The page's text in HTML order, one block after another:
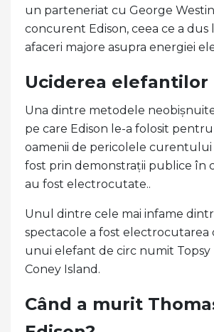
un parteneriat cu George
concurent Edison, ceea ce a dus
afaceri majore asupra energiei
Uciderea elefantilor
Una dintre metodele
pe care Edison le-a folosit
oamenii de pericolele curentului
fost prin demonstrații publice în
au fost electrocutate..
Unul dintre cele mai infame
spectacole a fost electrocutarea
unui elefant de circ numit Topsy
Coney Island.
Când a murit